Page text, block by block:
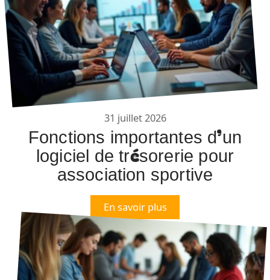
31 juillet 2026
Fonctions importantes d’un
logiciel de trésorerie pour
association sportive
En savoir plus